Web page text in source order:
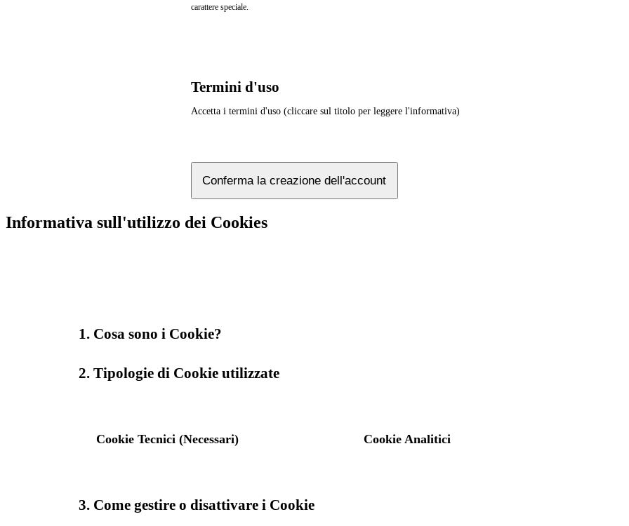
carattere speciale.
Termini d'uso
Accetta i termini d'uso (cliccare sul titolo per leggere l'informativa)
Conferma la creazione dell'account
Informativa sull'utilizzo dei Cookies
1. Cosa sono i Cookie?
2. Tipologie di Cookie utilizzate
Cookie Tecnici (Necessari) Cookie Analitici
3. Come gestire o disattivare i Cookie